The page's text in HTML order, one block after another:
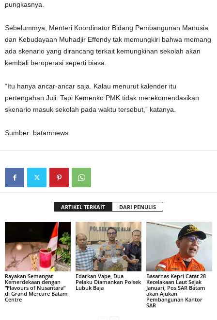
pungkasnya.
Sebelummya, Menteri Koordinator Bidang Pembangunan Manusia
dan Kebudayaan Muhadjir Effendy tak memungkiri bahwa memang
ada skenario yang dirancang terkait kemungkinan sekolah akan
kembali beroperasi seperti biasa.
“Itu hanya ancar-ancar saja. Kalau menurut kalender itu
pertengahan Juli. Tapi Kemenko PMK tidak merekomendasikan
skenario masuk sekolah pada waktu tersebut,” katanya.
Sumber: batamnews
ARTIKEL TERKAIT DARI PENULIS
Rayakan Semangat
Kemerdekaan dengan
“Flavours of Nusantara”
di Grand Mercure Batam
Centre
Edarkan Vape, Dua
Pelaku Diamankan Polsek
Lubuk Baja
Basarnas Kepri Catat 28
Kecelakaan Laut Sejak
Januari, Pos SAR Batam
akan Ajukan
Pembangunan Kantor
SAR